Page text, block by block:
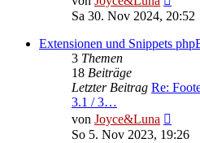
Sa 30. Nov 2024, 20:52
Extensionen und Snippets
3 Themen
18 Beiträge
Letzter Beitrag Re:
3.1 / 3…
von Joyce&Luna
So 5. Nov 2023, 19:26